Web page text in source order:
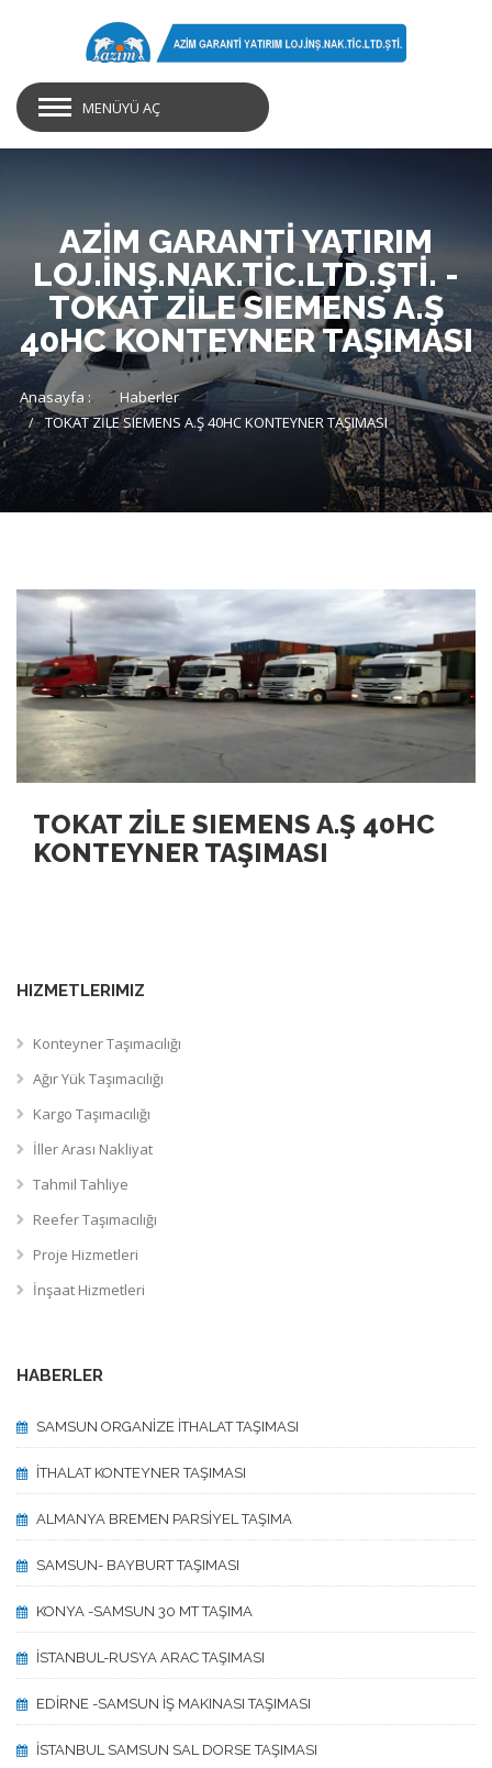
MENÜYÜ AÇ
AZİM GARANTİ YATIRIM
LOJ.İNŞ.NAK.TİC.LTD.ŞTİ. -
TOKAT ZİLE SIEMENS A.Ş
40HC KONTEYNER TAŞIMASI
Anasayfa :
Haberler
TOKAT ZİLE SIEMENS A.Ş 40HC KONTEYNER TAŞIMASI
TOKAT ZİLE SIEMENS A.Ş 40HC
KONTEYNER TAŞIMASI
HIZMETLERIMIZ
Konteyner Taşımacılığı
Ağır Yük Taşımacılığı
Kargo Taşımacılığı
İller Arası Nakliyat
Tahmil Tahliye
Reefer Taşımacılığı
Proje Hizmetleri
İnşaat Hizmetleri
HABERLER
SAMSUN ORGANİZE İTHALAT TAŞIMASI
İTHALAT KONTEYNER TAŞIMASI
ALMANYA BREMEN PARSİYEL TAŞIMA
SAMSUN- BAYBURT TAŞIMASI
KONYA -SAMSUN 30 MT TAŞIMA
İSTANBUL-RUSYA ARAC TAŞIMASI
EDİRNE -SAMSUN İŞ MAKINASI TAŞIMASI
İSTANBUL SAMSUN SAL DORSE TAŞIMASI